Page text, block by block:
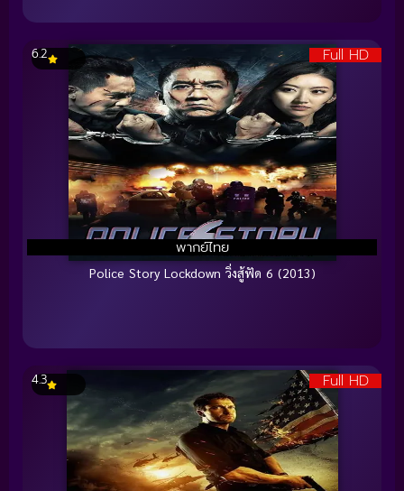
Full HD
พากย์ไทย
6.2
Police Story Lockdown วิ่งสู้ฟัด 6 (2013)
Full HD
4.3